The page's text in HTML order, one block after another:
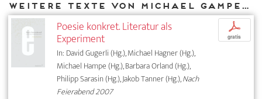
Weitere Texte von Michael Gamper bei DIAPHANES
Poesie konkret. Literatur als
Experiment
In: David Gugerli (Hg.), Michael Hagner (Hg.),
Michael Hampe (Hg.), Barbara Orland (Hg.),
Philipp Sarasin (Hg.), Jakob Tanner (Hg.),Nach
Feierabend 2007
p
gratis